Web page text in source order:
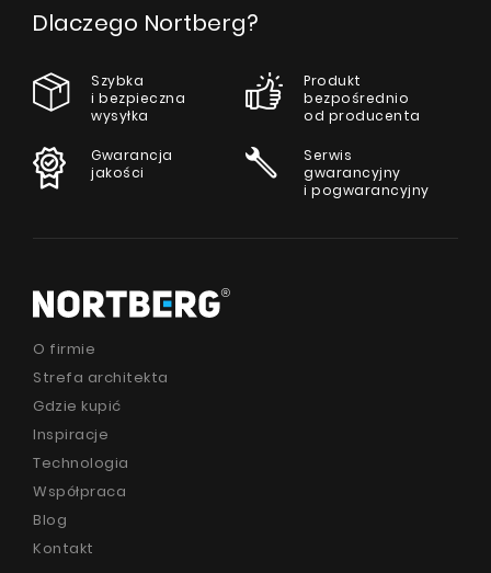
Dlaczego Nortberg?
Szybka
i bezpieczna
wysyłka
Produkt
bezpośrednio
od producenta
Gwarancja
jakości
Serwis
gwarancyjny
i pogwarancyjny
O firmie
Strefa architekta
Gdzie kupić
Inspiracje
Technologia
Współpraca
Blog
Kontakt